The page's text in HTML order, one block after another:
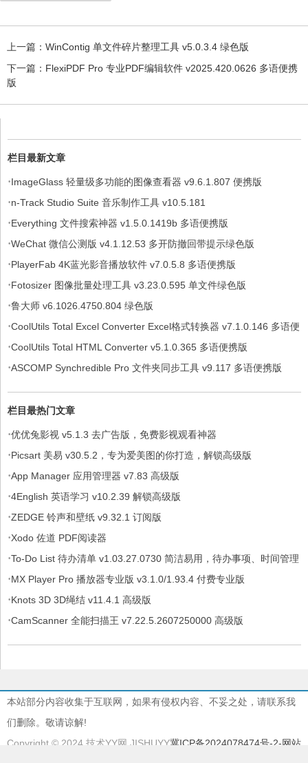
上一篇： WinContig 单文件碎片整理工具 v5.0.3.4 绿色版
下一篇： FlexiPDF Pro 专业PDF编辑软件 v2025.420.0626 多语便携
版
栏目最新文章
·ImageGlass 轻量级多功能的图像查看器 v9.6.1.807 便携版
·n-Track Studio Suite 音乐制作工具 v10.5.181
·Everything 文件搜索神器 v1.5.0.1419b 多语便携版
·WeChat 微信公测版 v4.1.12.53 多开防撤回带提示绿色版
·PlayerFab 4K蓝光影音播放软件 v7.0.5.8 多语便携版
·Fotosizer 图像批量处理工具 v3.23.0.595 单文件绿色版
·鲁大师 v6.1026.4750.804 绿色版
·CoolUtils Total Excel Converter Excel格式转换器 v7.1.0.146 多语便
携版
·CoolUtils Total HTML Converter v5.1.0.365 多语便携版
·ASCOMP Synchredible Pro 文件夹同步工具 v9.117 多语便携版
栏目最热门文章
·优优兔影视 v5.1.3 去广告版，免费影视观看神器
·Picsart 美易 v30.5.2，专为爱美图的你打造，解锁高级版
·App Manager 应用管理器 v7.83 高级版
·4English 英语学习 v10.2.39 解锁高级版
·ZEDGE 铃声和壁纸 v9.32.1 订阅版
·Xodo 佐道 PDF阅读器
·To-Do List 待办清单 v1.03.27.0730 简洁易用，待办事项、时间管理
软件，解锁专业版
·MX Player Pro 播放器专业版 v3.1.0/1.93.4 付费专业版
·Knots 3D 3D绳结 v11.4.1 高级版
·CamScanner 全能扫描王 v7.22.5.2607250000 高级版
本站部分内容收集于互联网，如果有侵权内容、不妥之处，请联系我
们删除。敬请谅解!
Copyright © 2024 技术YY网 JISHUYY冀ICP备2024078474号-2-网站